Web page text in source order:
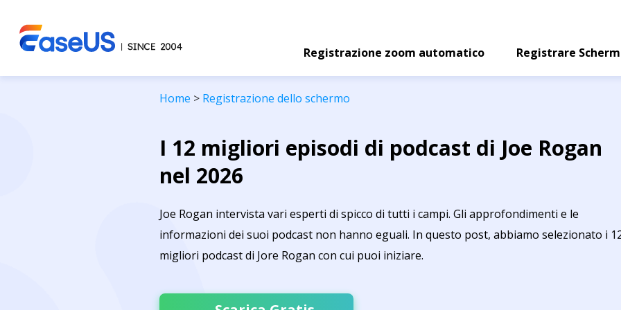
Registrazione zoom automatico Registrare
Home > Registrazione dello schermo
I 12 migliori episodi di podcast di Joe Rogan
nel 2026
Joe Rogan intervista vari esperti di spicco di tutti i campi. Gli approfondimenti e le
informazioni dei suoi podcast non hanno eguali. In questo post, abbiamo selezionato i
migliori podcast di Jore Rogan con cui puoi iniziare.